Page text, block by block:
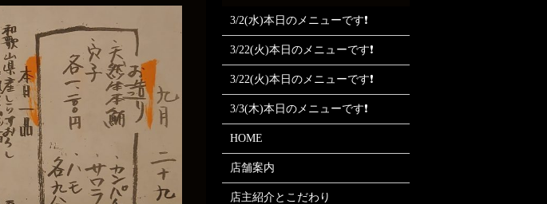
3/2(水)本日のメニューです❗
3/22(火)本日のメニューです❗
3/22(火)本日のメニューです❗
3/3(木)本日のメニューです❗
HOME
店舗案内
店主紹介とこだわり